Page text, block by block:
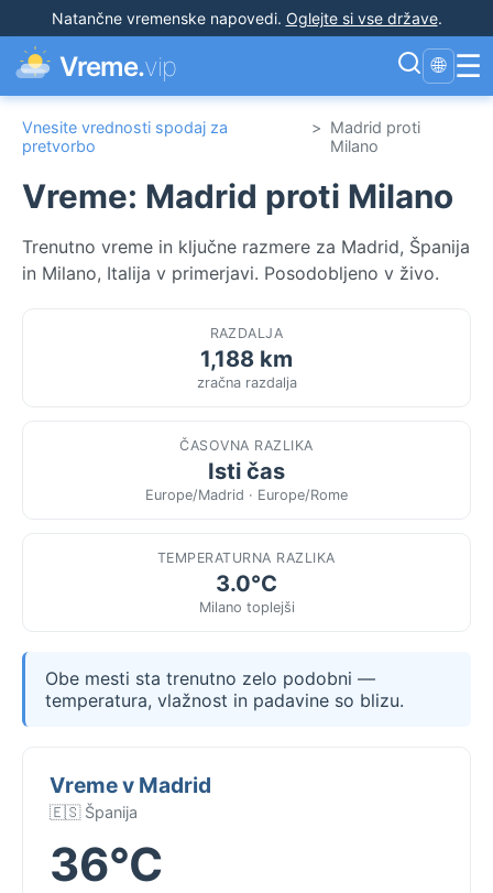
Natančne vremenske napovedi. Oglejte si vse države.
Vreme.vip 🌐 ☰
Vnesite vrednosti spodaj za
pretvorbo
> Madrid proti
Milano
Vreme: Madrid proti Milano
Trenutno vreme in ključne razmere za Madrid, Španija
in Milano, Italija v primerjavi. Posodobljeno v živo.
RAZDALJA
1,188 km
zračna razdalja
ČASOVNA RAZLIKA
Isti čas
Europe/Madrid · Europe/Rome
TEMPERATURNA RAZLIKA
3.0°C
Milano toplejši
Obe mesti sta trenutno zelo podobni —
temperatura, vlažnost in padavine so blizu.
Vreme v Madrid
🇪🇸 Španija
36°C